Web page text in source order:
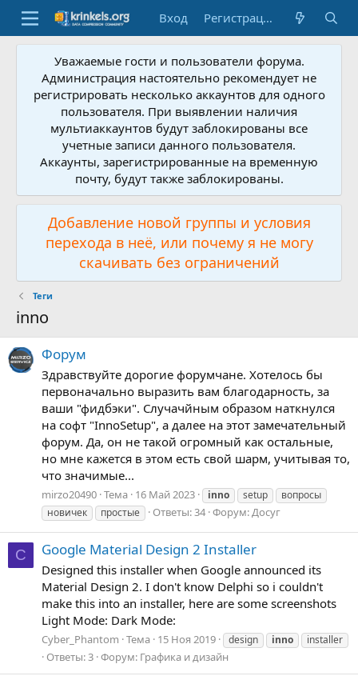
Вход Регистрация
Уважаемые гости и пользователи форума.
Администрация настоятельно рекомендует не
регистрировать несколько аккаунтов для одного
пользователя. При выявлении наличия
мультиаккаунтов будут заблокированы все
учетные записи данного пользователя.
Аккаунты, зарегистрированные на временную
почту, будут также заблокированы.
Добавление новой группы и условия
перехода в неё, или почему я не могу
скачивать без ограничений
Теги
inno
Форум
Здравствуйте дорогие форумчане. Хотелось бы
первоначально выразить вам благодарность, за
ваши "фидбэки". Случачйным образом наткнулся
на софт "InnoSetup", а далее на этот замечательный
форум. Да, он не такой огромный как остальные,
но мне кажется в этом есть свой шарм, учитывая то,
что значимые...
mirzo20490 Тема 16 Май 2023 inno setup
вопросы
новичек
простые Ответы: 34 Форум:Досуг
C Google Material Design 2 Installer
Designed this installer when Google announced its
Material Design 2. I don't know Delphi so i couldn't
make this into an installer, here are some screenshots
Light Mode: Dark Mode:
Cyber_Phantom Тема 15 Ноя 2019 design inno installer
Ответы: 3 Форум: Графика и дизайн